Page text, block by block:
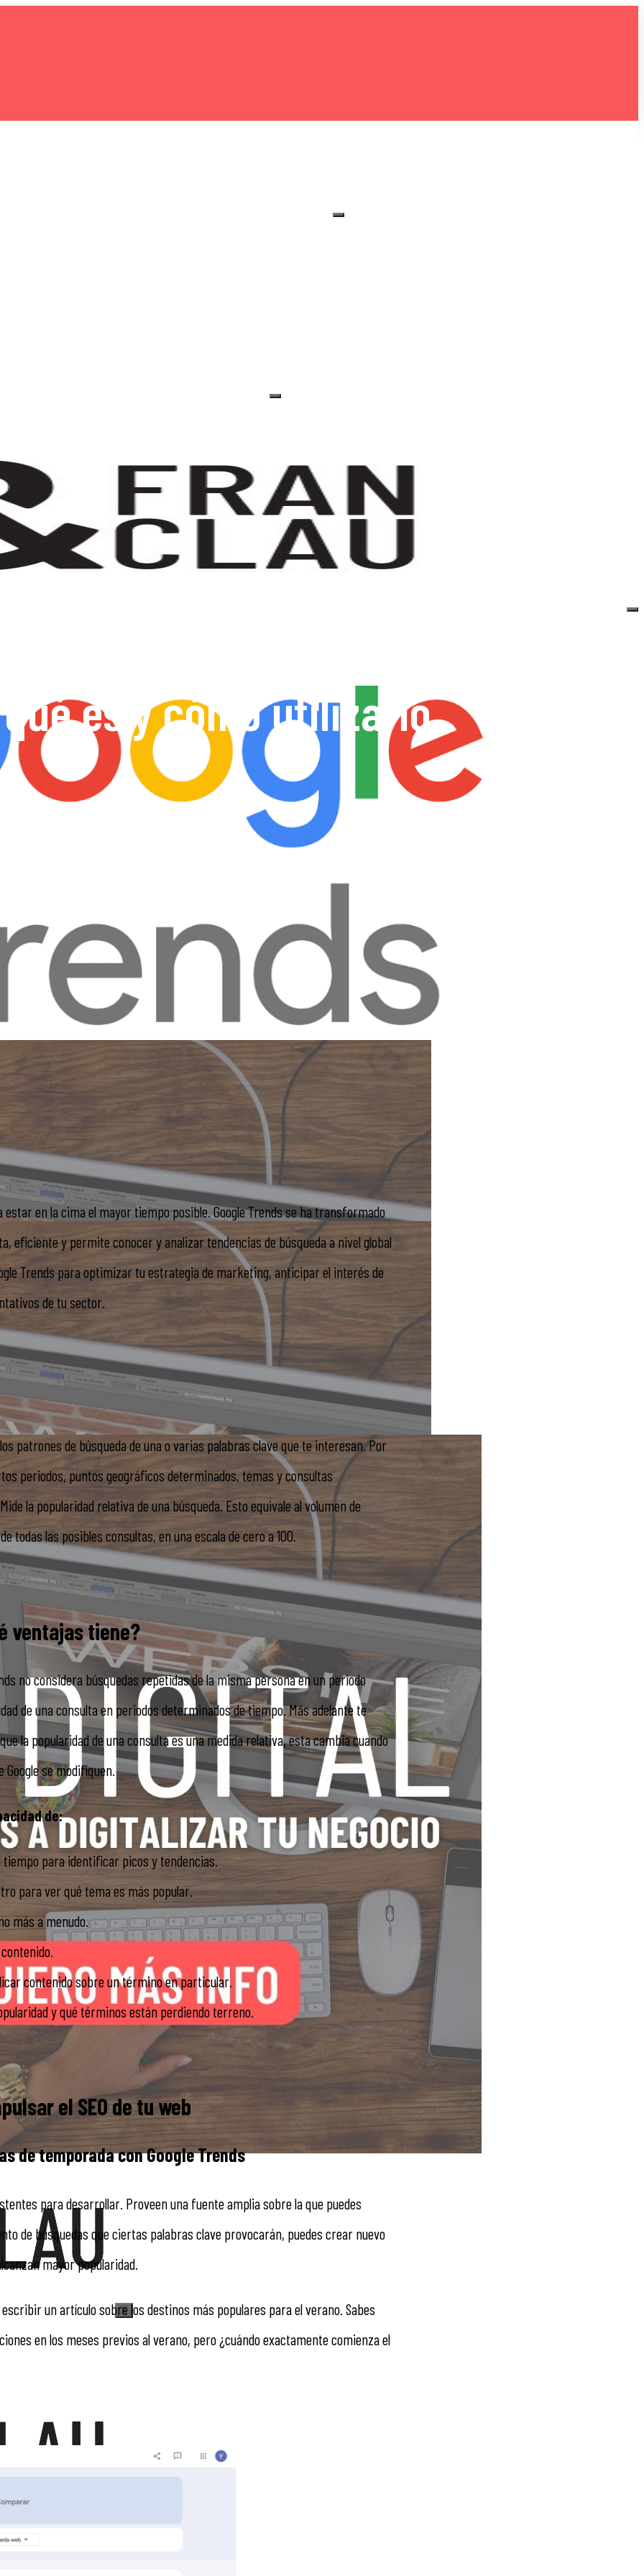
X
es y cómo utilizarlo
en la cima el mayor tiempo posible. Google Trends se ha transformado
eficiente y permite conocer y analizar tendencias de búsqueda a nivel global
Trends para optimizar tu estrategia de marketing, anticipar el interés de
de tu sector.
patrones de búsqueda de una o varias palabras clave que te interesan. Por
periodos, puntos geográficos determinados, temas y consultas
la popularidad relativa de una búsqueda. Esto equivale al volumen de
todas las posibles consultas, en una escala de cero a 100.
ventajas tiene?
no considera búsquedas repetidas de la misma persona en un periodo
de una consulta en periodos determinados de tiempo. Más adelante te
la popularidad de una consulta es una medida relativa, esta cambia cuando
se modifiquen.
de:
para identificar picos y tendencias.
para ver qué tema es más popular.
más a menudo.
contenido sobre un término en particular.
y qué términos están perdiendo terreno.
el SEO de tu web
de temporada con Google Trends
para desarrollar. Proveen una fuente amplia sobre la que puedes
de búsquedas que ciertas palabras clave provocarán, puedes crear nuevo
mayor popularidad.
un artículo sobre los destinos más populares para el verano. Sabes
en los meses previos al verano, pero ¿cuándo exactamente comienza el